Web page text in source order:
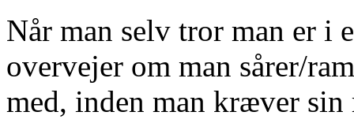
Når man selv tror man er
overvejer om man sårer/
med, inden man kræver